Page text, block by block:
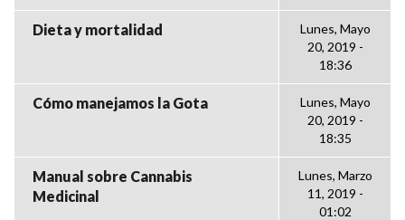
Dieta y mortalidad
Lunes, Mayo
20, 2019 -
18:36
Cómo manejamos la Gota
Lunes, Mayo
20, 2019 -
18:35
Manual sobre Cannabis
Medicinal
Lunes, Marzo
11, 2019 -
01:02